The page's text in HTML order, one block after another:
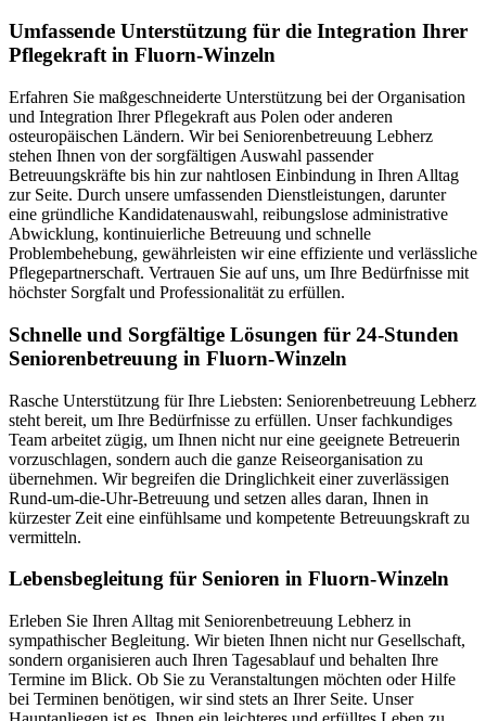
Umfassende Unterstützung für die Integration Ihrer
Pflegekraft in Fluorn-Winzeln
Erfahren Sie maßgeschneiderte Unterstützung bei der Organisation
und Integration Ihrer Pflegekraft aus Polen oder anderen
osteuropäischen Ländern. Wir bei Seniorenbetreuung Lebherz
stehen Ihnen von der sorgfältigen Auswahl passender
Betreuungskräfte bis hin zur nahtlosen Einbindung in Ihren Alltag
zur Seite. Durch unsere umfassenden Dienstleistungen, darunter
eine gründliche Kandidatenauswahl, reibungslose administrative
Abwicklung, kontinuierliche Betreuung und schnelle
Problembehebung, gewährleisten wir eine effiziente und verlässliche
Pflegepartnerschaft. Vertrauen Sie auf uns, um Ihre Bedürfnisse mit
höchster Sorgfalt und Professionalität zu erfüllen.
Schnelle und Sorgfältige Lösungen für 24-Stunden
Seniorenbetreuung in Fluorn-Winzeln
Rasche Unterstützung für Ihre Liebsten: Seniorenbetreuung Lebherz
steht bereit, um Ihre Bedürfnisse zu erfüllen. Unser fachkundiges
Team arbeitet zügig, um Ihnen nicht nur eine geeignete Betreuerin
vorzuschlagen, sondern auch die ganze Reiseorganisation zu
übernehmen. Wir begreifen die Dringlichkeit einer zuverlässigen
Rund-um-die-Uhr-Betreuung und setzen alles daran, Ihnen in
kürzester Zeit eine einfühlsame und kompetente Betreuungskraft zu
vermitteln.
Lebensbegleitung für Senioren in Fluorn-Winzeln
Erleben Sie Ihren Alltag mit Seniorenbetreuung Lebherz in
sympathischer Begleitung. Wir bieten Ihnen nicht nur Gesellschaft,
sondern organisieren auch Ihren Tagesablauf und behalten Ihre
Termine im Blick. Ob Sie zu Veranstaltungen möchten oder Hilfe
bei Terminen benötigen, wir sind stets an Ihrer Seite. Unser